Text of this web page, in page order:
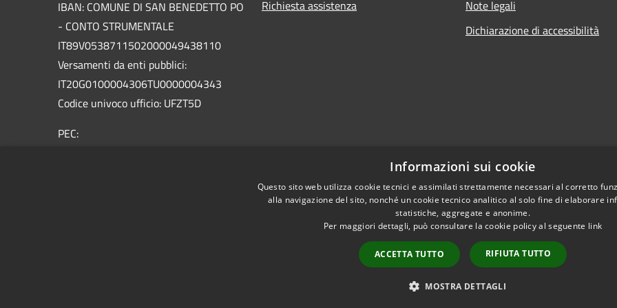
IBAN: COMUNE DI SAN BENEDETTO PO
- CONTO STRUMENTALE
IT89V0538711502000049438110
Versamenti da enti pubblici:
IT20G0100004306TU0000004343
Codice univoco ufficio: UFZT5D
PEC:
Richiesta assistenza
Note legali
Dichiarazione di accessibilità
Copyright © 2021 •
Informazioni sui cookie
Questo sito web utilizza cookie tecnici e assimilati strettamente necessari al corretto
alla navigazione del sito, nonché un cookie tecnico analitico al solo fine di elaborare
statistiche, aggregate e anonime.
Per maggiori dettagli, può consultare la cookie policy al seguente link
ACCETTA TUTTO RIFIUTA TUTTO
MOSTRA DETTAGLI